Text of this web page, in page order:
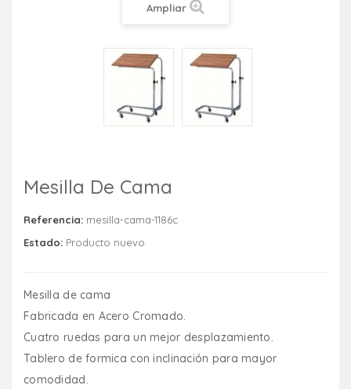
Ampliar
Mesilla De Cama
Referencia: mesilla-cama-1186c
Estado: Producto nuevo
Mesilla de cama
Fabricada en Acero Cromado.
Cuatro ruedas para un mejor desplazamiento.
Tablero de formica con inclinación para mayor
comodidad.